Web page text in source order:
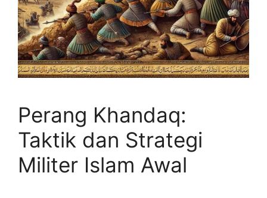
Perang Khandaq:
Taktik dan Strategi
Militer Islam Awal